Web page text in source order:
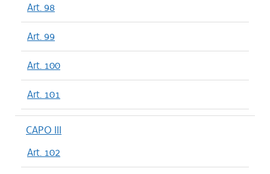
Art. 98
Art. 99
Art. 100
Art. 101
CAPO III
Art. 102